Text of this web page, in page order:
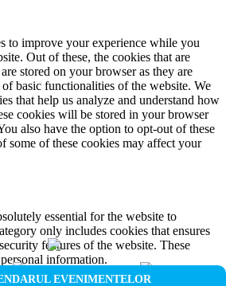
EVENIMENTELOR
to improve your experience while you
Out of these, the cookies that are
stored on your browser as they are
basic functionalities of the website. We
that help us analyze and understand how
cookies will be stored in your browser
also have the option to opt-out of these
some of these cookies may affect your
essential for the website to
only includes cookies that ensures
features of the website. These
information.